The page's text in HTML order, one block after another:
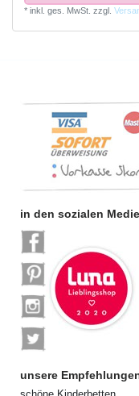
* inkl. ges. MwSt. zzgl.
in den sozialen
unsere